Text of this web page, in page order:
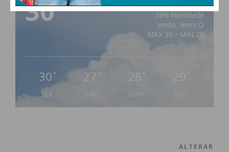
30°
scattered clouds
39% humidade
vento: 4m/s O
MAX 30 • MIN 28
30 °
SEX
27 °
SÁB
28 °
DOM
ALTERAR